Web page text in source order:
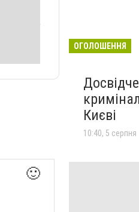
🙂
ОГОЛОШЕННЯ
Києві
10:40, 5 серпня